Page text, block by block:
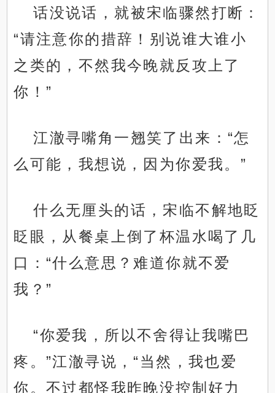
话没说话，就被宋临骤然打断：
“请注意你的措辞！别说谁大谁小
之类的，不然我今晚就反攻上了
你！”
江澈寻嘴角一翘笑了出来：“怎
么可能，我想说，因为你爱我。”
什么无厘头的话，宋临不解地眨
眨眼，从餐桌上倒了杯温水喝了几
口：“什么意思？难道你就不爱
我？”
“你爱我，所以不舍得让我嘴巴
疼。”江澈寻说，“当然，我也爱
你。不过都怪我昨晚没控制好力